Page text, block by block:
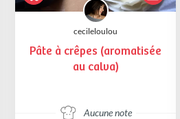
cecileloulou
Pâte à crêpes (aromatisée
au calva)
Aucune note